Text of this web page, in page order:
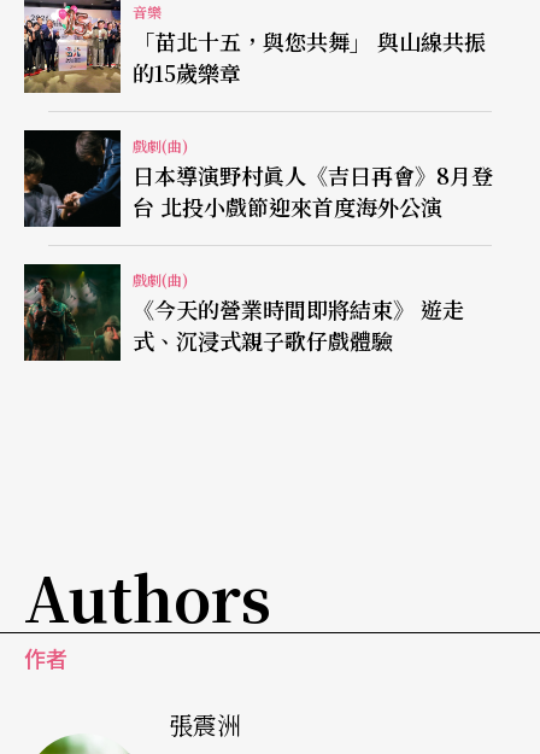
音樂
「苗北十五，與您共舞」 與山線共振
的15歲樂章
戲劇(曲)
日本導演野村眞人《吉日再會》8月登
台 北投小戲節迎來首度海外公演
戲劇(曲)
《今天的營業時間即將結束》 遊走
式、沉浸式親子歌仔戲體驗
Authors
作者
張震洲